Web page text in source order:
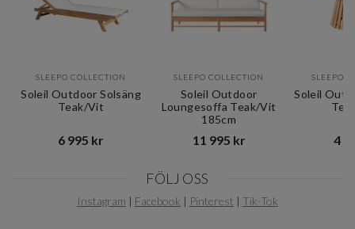
SLEEPO COLLECTION
Soleil Outdoor Solsäng
Teak/Vit
6 995 kr​​
SLEEPO COLLECTION
Soleil Outdoor
Loungesoffa Teak/Vit
185cm
11 995 kr​​
SLEEPO
Soleil
4
FÖLJ OSS
Instagram | Facebook | Pinterest | Tik-Tok